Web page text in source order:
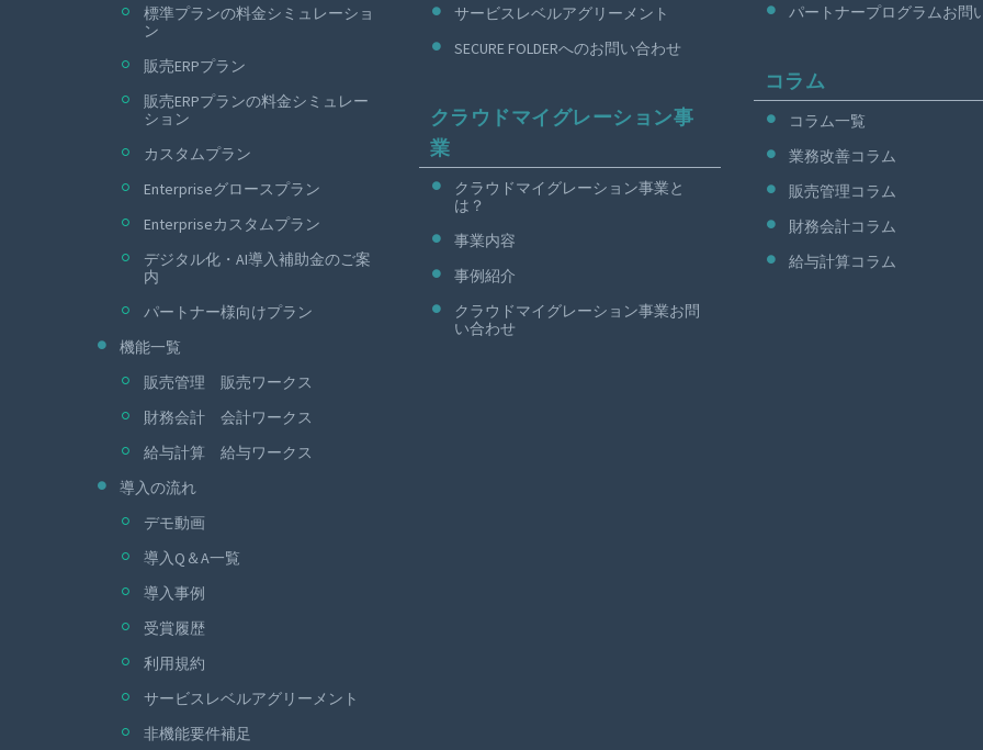
標準プランの料金シミュレーショ
ン
販売ERPプラン
販売ERPプランの料金シミュレー
ション
カスタムプラン
Enterpriseグロースプラン
Enterpriseカスタムプラン
デジタル化・AI導入補助金のご案
内
パートナー様向けプラン
機能一覧
販売管理 販売ワークス
財務会計 会計ワークス
給与計算 給与ワークス
導入の流れ
デモ動画
導入Q＆A一覧
導入事例
受賞履歴
利用規約
サービスレベルアグリーメント
非機能要件補足
サービスレベルアグリーメント
SECURE FOLDERへのお問い合わせ
クラウドマイグレーション事
業
クラウドマイグレーション事業と
は？
事業内容
事例紹介
クラウドマイグレーション事業お問
い合わせ
パートナープログラムお問
コラム
コラム一覧
業務改善コラム
販売管理コラム
財務会計コラム
給与計算コラム